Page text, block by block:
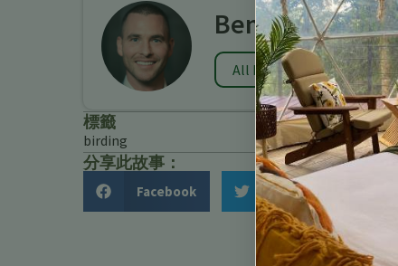
Benjamin
All Posts
標籤
birding
分享此故事：
Facebook Twitter